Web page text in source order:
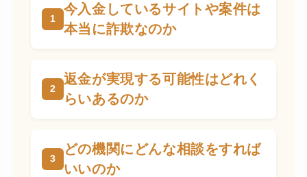
今入金しているサイトや案件は
本当に詐欺なのか
返金が実現する可能性はどれく
らいあるのか
どの機関にどんな相談をすれば
いいのか